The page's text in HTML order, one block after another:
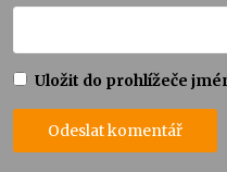
Uložit do prohlížeče